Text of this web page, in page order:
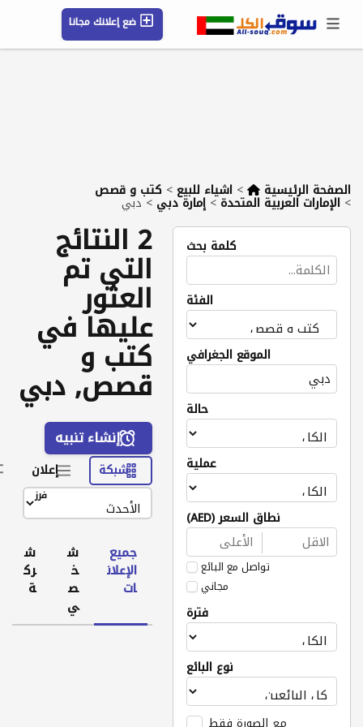
ضع إعلانك مجانا
حسابي / تسجيل
الصفحة الرئيسية > اشياء للبيع> كتب و قصص
> الإمارات العربية المتحدة > إمارة دبي >دبي
كلمة بحث
الفئة
الموقع الجغرافي
حالة
عملية
نطاق السعر (AED)
تواصل مع البائع
مجاني
فترة
نوع البائع
2 النتائج
التي تم
العثور
عليها في
كتب و
قصص, دبي
إنشاء تنبيه
شبكة إعلان
فرز
جميع
الإعلان
ات
ش
خ
ص
ي
ش
رك
ة